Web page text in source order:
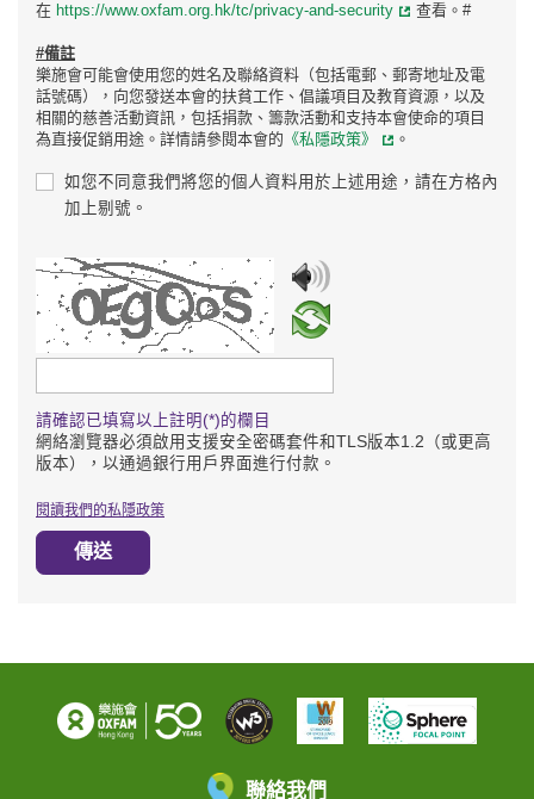
在 https://www.oxfam.org.hk/tc/privacy-and-security 查看。#
#備註
樂施會可能會使用您的姓名及聯絡資料（包括電郵、郵寄地址及電
話號碼），向您發送本會的扶貧工作、倡議項目及教育資源，以及
相關的慈善活動資訊，包括捐款、籌款活動和支持本會使命的項目
為直接促銷用途。詳情請參閱本會的 《私隱政策》 。
如您不同意我們將您的個人資料用於上述用途，請在方格內
加上剔號。
請輸入驗證碼
請確認已填寫以上註明(*)的欄目
網絡瀏覽器必須啟用支援安全密碼套件和TLS版本1.2（或更高
版本），以通過銀行用戶界面進行付款。
閱讀我們的私隱政策
傳送
聯絡我們